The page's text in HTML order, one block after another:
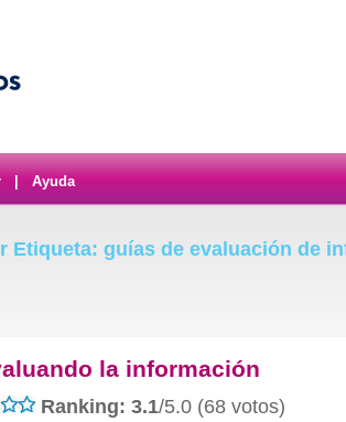
Ayuda
Etiqueta: guías de evaluación de
la información
Ranking: 3.1/5.0 (68 votos)